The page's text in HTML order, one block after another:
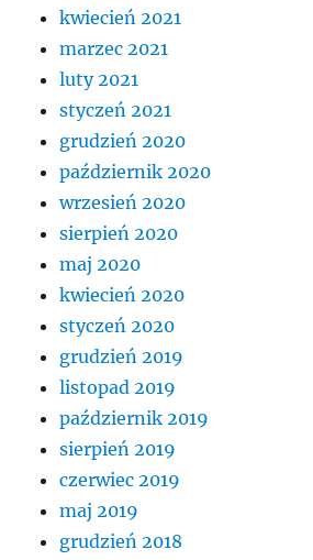
kwiecień 2021
marzec 2021
luty 2021
styczeń 2021
grudzień 2020
październik 2020
wrzesień 2020
sierpień 2020
maj 2020
kwiecień 2020
styczeń 2020
grudzień 2019
listopad 2019
październik 2019
sierpień 2019
czerwiec 2019
maj 2019
grudzień 2018